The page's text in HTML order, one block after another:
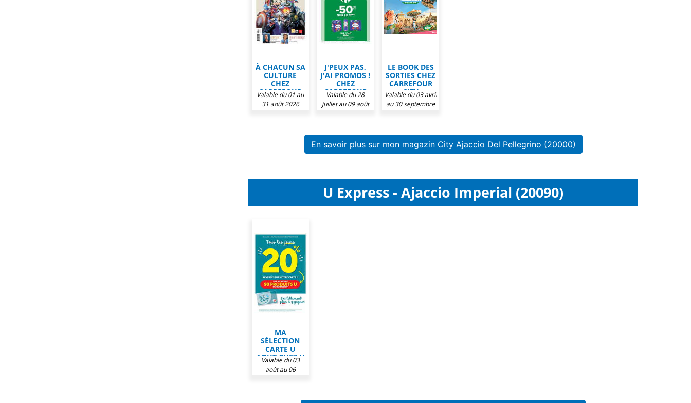
À CHACUN SA
CULTURE
CHEZ
CARREFOUR
CITY
Valable du 01 au
31 août 2026
J'PEUX PAS,
J'AI PROMOS !
CHEZ
CARREFOUR
CITY
Valable du 28
juillet au 09 août
LE BOOK DES
SORTIES CHEZ
CARREFOUR
CITY
Valable du 03 avril
au 30 septembre
En savoir plus sur mon magazin City Ajaccio Del Pellegrino (20000)
U Express - Ajaccio Imperial (20090)
MA
SÉLECTION
CARTE U
AOUT CHEZ U
EXPRESS
Valable du 03
août au 06